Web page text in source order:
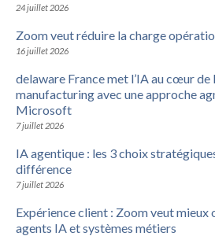
24 juillet 2026
Zoom veut réduire la charge
16 juillet 2026
delaware France met l’IA au cœur
manufacturing avec une approche
Microsoft
7 juillet 2026
IA agentique : les 3 choix
différence
7 juillet 2026
Expérience client : Zoom veut mieux
agents IA et systèmes métiers